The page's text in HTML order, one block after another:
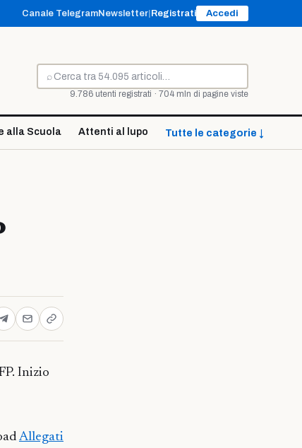
Canale TelegramNewsletter Registrati Accedi
⌕
Cerca
9.786 utenti registrati · 704 mln di pagine viste
alla Scuola Attenti al lupo Tutte le categorie ↓
Inizio
Allegati